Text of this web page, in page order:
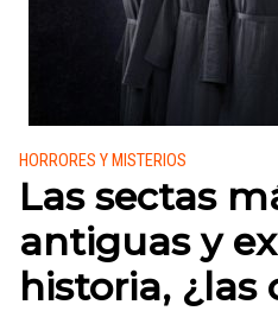
Publicado en:
HORRORES Y MISTERIOS
Las sectas
antiguas y
historia, ¿las